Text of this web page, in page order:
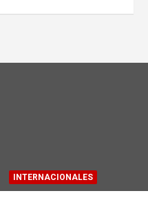
INTERNACIONALES